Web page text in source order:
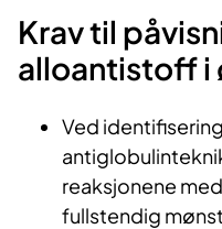
Krav til
alloantistoff i
Ved
reaksjonene
fullstendig